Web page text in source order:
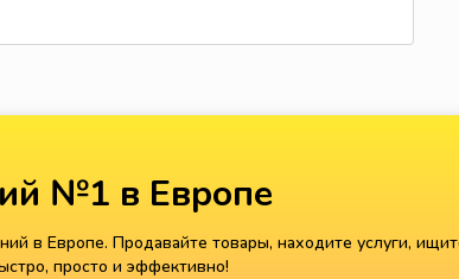
№1 в Европе
в Европе. Продавайте товары, находите услуги,
просто и эффективно!